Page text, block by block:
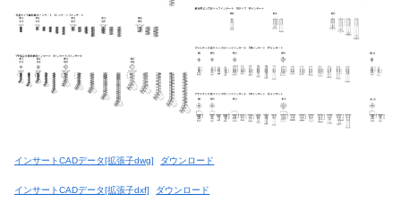
インサートCADデータ[拡張子dwg] ダウンロード
インサートCADデータ[拡張子dxf] ダウンロード